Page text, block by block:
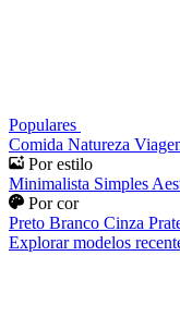
Populares
Comida Natureza
Por estilo
Minimalista Simples
Por cor
Preto Branco Cinza
Explorar modelos